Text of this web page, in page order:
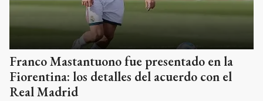
Franco Mastantuono fue presentado en la
Fiorentina: los detalles del acuerdo con el
Real Madrid